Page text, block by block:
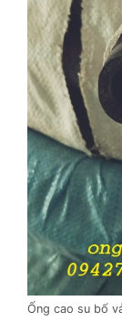
Ống cao su bố